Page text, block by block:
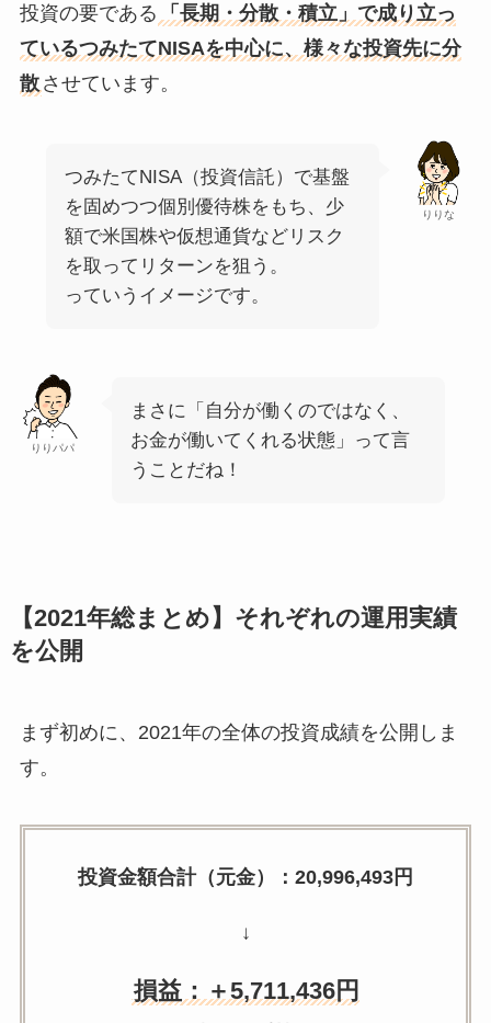
投資の要である
「長期・分散・積立」で成り立っ
ているつみたてNISAを中心に、様々な投資先に分
散 させています。
りりな
つみたてNISA（投資信託）で基盤
を固めつつ個別優待株をもち、少
額で米国株や仮想通貨などリスク
を取ってリターンを狙う。
っていうイメージです。
りりパパ
まさに「自分が働くのではなく、
お金が働いてくれる状態」って言
うことだね！
【2021年総まとめ】それぞれの運用実績
を公開
まず初めに、2021年の全体の投資成績を公開しま
す。
投資金額合計（元金）：20,996,493円
↓
損益：＋5,711,436円